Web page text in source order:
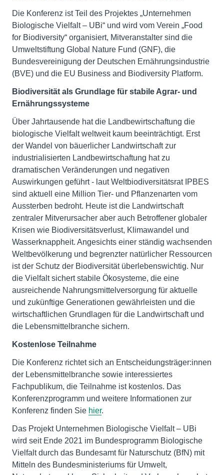
Die Konferenz ist Teil des Projektes „Unternehmen
Biologische Vielfalt – UBi“ und wird vom Verein „Food
for Biodiversity“ organisiert, Mitveranstalter sind die
Umweltstiftung Global Nature Fund (GNF), die
Bundesvereinigung der Deutschen Ernährungsindustrie
(BVE) und die EU Business and Biodiversity Platform.
Biodiversität als Grundlage für stabile Agrar- und
Ernährungssysteme
Über Jahrtausende hat die Landbewirtschaftung die
biologische Vielfalt weltweit kaum beeinträchtigt. Erst
der Wandel von bäuerlicher Landwirtschaft zur
industrialisierten Landbewirtschaftung hat zu
dramatischen Veränderungen und negativen
Auswirkungen geführt - laut Weltbiodiversitätsrat IPBES
sind aktuell eine Million Tier- und Pflanzenarten vom
Aussterben bedroht. Heute ist die Landwirtschaft
zentraler Mitverursacher aber auch Betroffener globaler
Krisen wie Biodiversitätsverlust, Klimawandel und
Wasserknappheit. Angesichts einer ständig wachsenden
Weltbevölkerung und begrenzter natürlicher Ressourcen
ist der Schutz der Biodiversität überlebenswichtig. Nur
die Vielfalt sichert stabile Ökosysteme, die eine
ausreichende Nahrungsmittelversorgung für aktuelle
und zukünftige Generationen gewährleisten und die
wirtschaftlichen Grundlagen für die Landwirtschaft und
die Lebensmittelbranche sichern.
Kostenlose Teilnahme
Die Konferenz richtet sich an Entscheidungsträger:innen
der Lebensmittelbranche sowie interessiertes
Fachpublikum, die Teilnahme ist kostenlos. Das
Konferenzprogramm und weitere Informationen zur
Konferenz finden Sie hier.
Das Projekt Unternehmen Biologische Vielfalt – UBi
wird seit Ende 2021 im Bundesprogramm Biologische
Vielfalt durch das Bundesamt für Naturschutz (BfN) mit
Mitteln des Bundesministeriums für Umwelt,